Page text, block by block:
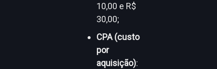
10,00 e R$
30,00;
CPA (custo
por
aquisição):